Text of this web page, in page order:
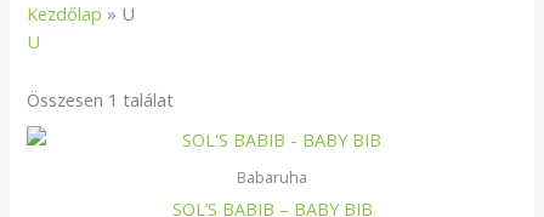
Kezdőlap » U
U
Összesen 1 találat
Babaruha
SOL’S BABIB – BABY BIB